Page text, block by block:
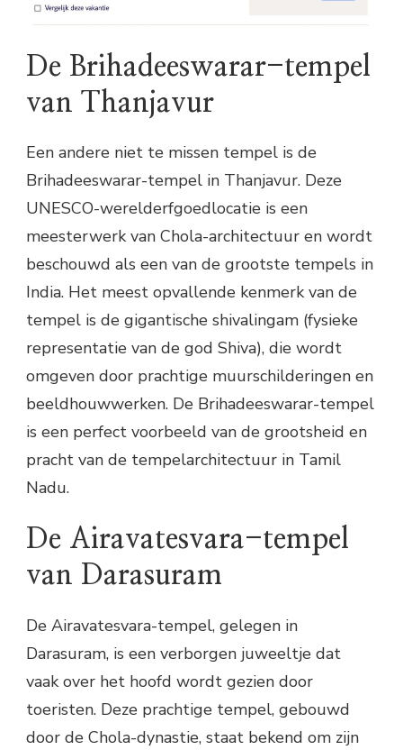
De Brihadeeswarar-tempel
van Thanjavur
Een andere niet te missen tempel is de
Brihadeeswarar-tempel in Thanjavur. Deze
UNESCO-werelderfgoedlocatie is een
meesterwerk van Chola-architectuur en wordt
beschouwd als een van de grootste tempels in
India. Het meest opvallende kenmerk van de
tempel is de gigantische shivalingam (fysieke
representatie van de god Shiva), die wordt
omgeven door prachtige muurschilderingen en
beeldhouwwerken. De Brihadeeswarar-tempel
is een perfect voorbeeld van de grootsheid en
pracht van de tempelarchitectuur in Tamil
Nadu.
De Airavatesvara-tempel
van Darasuram
De Airavatesvara-tempel, gelegen in
Darasuram, is een verborgen juweeltje dat
vaak over het hoofd wordt gezien door
toeristen. Deze prachtige tempel, gebouwd
door de Chola-dynastie, staat bekend om zijn